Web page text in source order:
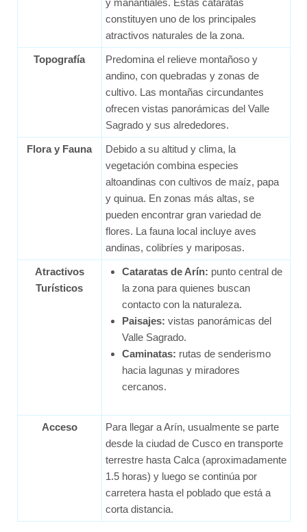
constituyen uno de los principales
atractivos naturales de la zona.
Topografía
Predomina el relieve montañoso y
andino, con quebradas y zonas de
cultivo. Las montañas circundantes
ofrecen vistas panorámicas del Valle
Sagrado y sus alrededores.
Flora y Fauna
Debido a su altitud y clima, la
vegetación combina especies
altoandinas con cultivos de maíz, papa
y quinua. En zonas más altas, se
pueden encontrar gran variedad de
flores. La fauna local incluye aves
andinas, colibríes y mariposas.
Atractivos
Turísticos
Cataratas de Arín: punto central de
la zona para quienes buscan
contacto con la naturaleza.
Paisajes: vistas panorámicas del
Valle Sagrado.
Caminatas: rutas de senderismo
hacia lagunas y miradores
cercanos.
Acceso
Para llegar a Arín, usualmente se parte
desde la ciudad de Cusco en transporte
terrestre hasta Calca (aproximadamente
1.5 horas) y luego se continúa por
carretera hasta el poblado que está a
corta distancia.